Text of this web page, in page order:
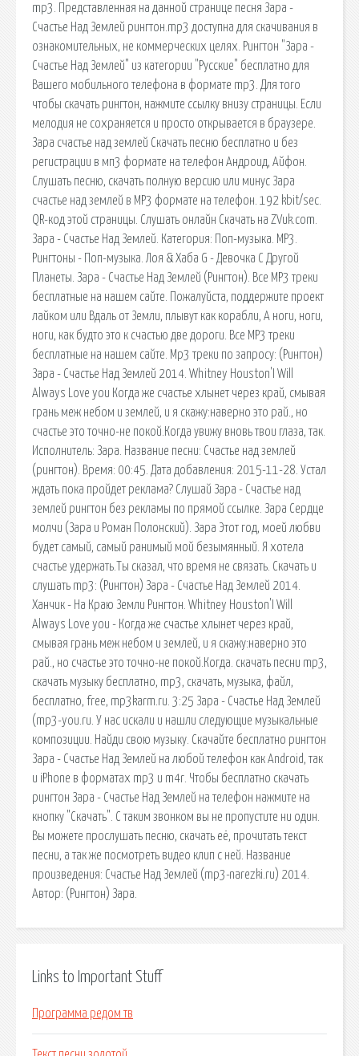
mp3. Представленная на данной странице песня Зара -
Счастье Над Землей рингтон.mp3 доступна для скачивания в
ознакомительных, не коммерческих целях. Рингтон "Зара -
Счастье Над Землей" из категории "Русские" бесплатно для
Вашего мобильного телефона в формате mp3. Для того
чтобы скачать рингтон, нажмите ссылку внизу страницы. Если
мелодия не сохраняется и просто открывается в браузере.
Зара счастье над землей Скачать песню бесплатно и без
регистрации в мп3 формате на телефон Андроид, Айфон.
Cлушать песню, скачать полную версию или минус Зара
счастье над землей в MP3 формате на телефон. 192 kbit/sec.
QR-код этой страницы. Слушать онлайн Скачать на ZVuk.com.
Зара - Счастье Над Землей. Категория: Поп-музыка. MP3.
Рингтоны - Поп-музыка. Лоя & Хаба G - Девочка С Другой
Планеты. Зара - Счастье Над Землей (Рингтон). Все MP3 треки
бесплатные на нашем сайте. Пожалуйста, поддержите проект
лайком или Вдаль от Земли, плывут как корабли, А ноги, ноги,
ноги, как будто это к счастью две дороги. Все MP3 треки
бесплатные на нашем сайте. Mp3 треки по запросу: (Рингтон)
Зара - Счастье Над Землей 2014. Whitney Houston'I Will
Always Love you Когда же счастье хлынет через край, смывая
грань меж небом и землей, и я скажу:наверно это рай., но
счастье это точно-не покой.Когда увижу вновь твои глаза, так.
Исполнитель: Зара. Название песни: Счастье над землей
(рингтон). Время: 00:45. Дата добавления: 2015-11-28. Устал
ждать пока пройдет реклама? Слушай Зара - Счастье над
землей рингтон без рекламы по прямой ссылке. Зара Сердце
молчи (Зара и Роман Полонский). Зара Этот год, моей любви
будет самый, самый ранимый мой безымянный. Я хотела
счастье удержать.Ты сказал, что время не связать. Скачать и
слушать mp3: (Рингтон) Зара - Счастье Над Землей 2014.
Ханчик - На Краю Земли Рингтон. Whitney Houston'I Will
Always Love you - Когда же счастье хлынет через край,
смывая грань меж небом и землей, и я скажу:наверно это
рай., но счастье это точно-не покой.Когда. скачать песни mp3,
скачать музыку бесплатно, mp3, скачать, музыка, файл,
бесплатно, free, mp3karm.ru. 3:25 Зара - Счастье Над Землей
(mp3-you.ru. У нас искали и нашли следующие музыкальные
композиции. Найди свою музыку. Скачайте бесплатно рингтон
Зара - Счастье Над Землей на любой телефон как Android, так
и iPhone в форматах mp3 и m4r. Чтобы бесплатно скачать
рингтон Зара - Счастье Над Землей на телефон нажмите на
кнопку "Скачать". С таким звонком вы не пропустите ни один.
Вы можете прослушать песню, скачать её, прочитать текст
песни, а так же посмотреть видео клип с ней. Название
произведения: Счастье Над Землей (mp3-narezki.ru) 2014.
Автор: (Рингтон) Зара.
Links to Important Stuff
Программа редом тв